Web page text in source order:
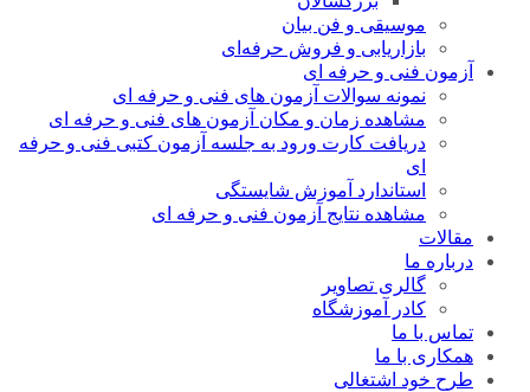
موسیقی و فن بیان
بازاریابی و فروش حرفه‌ای
آزمون فنی و حرفه ای
نمونه سوالات آزمون های فنی و حرفه ای
مشاهده زمان و مکان آزمون های فنی و حرفه ای
دریافت کارت ورود به جلسه آزمون کتبی فنی و حرفه
ای
استاندارد آموزش شایستگی
مشاهده نتایج آزمون فنی و حرفه ای
مقالات
درباره ما
گالری تصاویر
کادر آموزشگاه
تماس با ما
همکاری با ما
طرح خود اشتغالی